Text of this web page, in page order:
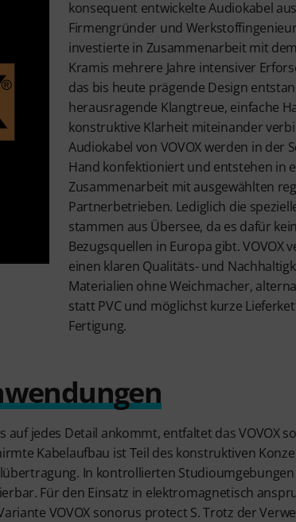
konsequent entwickelte Audiokabel
Firmengründer und
investierte in Zusammenarbeit mit
Kramis mehrere Jahre intensiver
das bis heute prägende Design
herausragende Klangtreue, einfache
konstruktive Klarheit miteinander
Audiokabel von VOVOX werden in der
Hand konfektioniert und entstehen in
Zusammenarbeit mit ausgewählten
Partnerbetrieben. Lediglich die
stammen aus Übersee, da es dafür
Bezugsquellen in Europa gibt. VOVOX
einen klaren Qualitäts- und
Materialien ohne Weichmacher,
statt PVC und möglichst kurze
Fertigung.
jedes Detail ankommt, entfaltet das VOVOX
Kabelaufbau ist Teil des konstruktiven
In kontrollierten
Für den Einsatz in elektromagnetisch
VOVOX sonorus protect S. Trotz der